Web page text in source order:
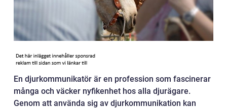
En djurkommunikatör är en profession som fascinerar
många och väcker nyfikenhet hos alla djurägare.
Genom att använda sig av djurkommunikation kan